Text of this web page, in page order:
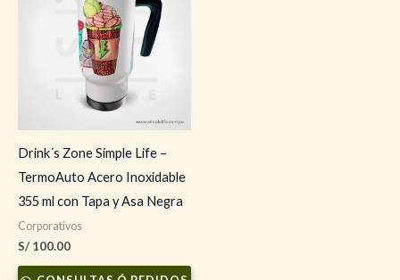
Drink´s Zone Simple Life –
TermoAuto Acero Inoxidable
355 ml con Tapa y Asa Negra
Corporativos
S/ 100.00